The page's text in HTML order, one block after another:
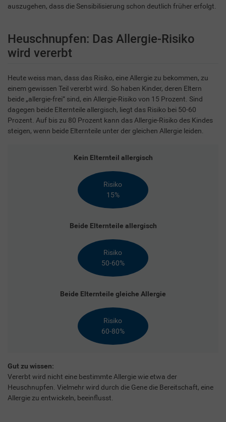
auszugehen, dass die Sensibilisierung schon deutlich früher erfolgt.
Heuschnupfen: Das Allergie-Risiko
wird vererbt
Heute weiss man, dass das Risiko, eine Allergie zu bekommen, zu
einem gewissen Teil vererbt wird. So haben Kinder, deren Eltern
beide „allergie-frei“ sind, ein Allergie-Risiko von 15 Prozent. Sind
dagegen beide Elternteile allergisch, liegt das Risiko bei 50-60
Prozent. Auf bis zu 80 Prozent kann das Allergie-Risiko des Kindes
steigen, wenn beide Elternteile unter der gleichen Allergie leiden.
Kein Elternteil allergisch
Risiko
15%
Beide Elternteile allergisch
Risiko
50-60%
Beide Elternteile gleiche Allergie
Risiko
60-80%
Gut zu wissen:
Vererbt wird nicht eine bestimmte Allergie wie etwa der
Heuschnupfen. Vielmehr wird durch die Gene die Bereitschaft, eine
Allergie zu entwickeln, beeinflusst.